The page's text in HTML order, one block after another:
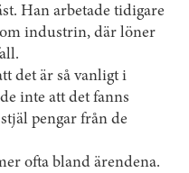
Han arbetade tidigare
industrin, där löner
det är så vanligt i
inte att det fanns
pengar från de
ofta bland ärendena.